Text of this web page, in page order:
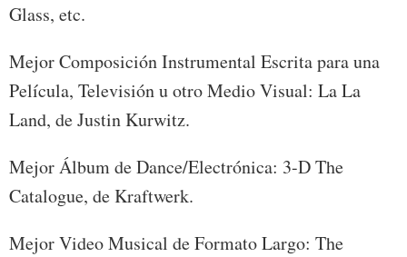
Glass, etc.
Mejor Composición Instrumental Escrita para una
Película, Televisión u otro Medio Visual: La La
Land, de Justin Kurwitz.
Mejor Álbum de Dance/Electrónica: 3-D The
Catalogue, de Kraftwerk.
Mejor Video Musical de Formato Largo: The